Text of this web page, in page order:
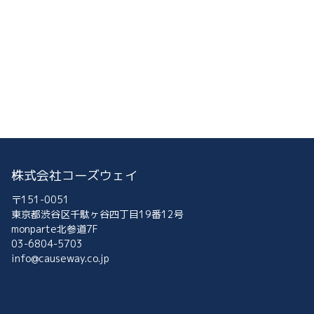
株式会社コーズウェイ
〒151-0051
東京都渋谷区千駄ヶ谷四丁目19番12号
monparte北参道7F
03-6804-5703
info@causeway.co.jp